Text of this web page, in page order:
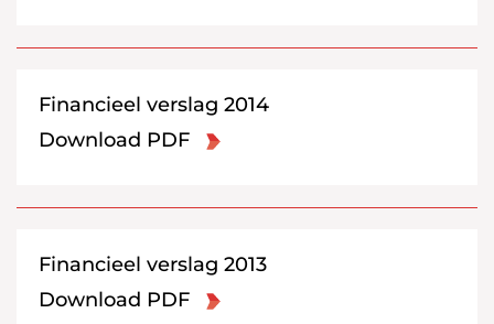
Financieel verslag 2014
Download PDF
Financieel verslag 2013
Download PDF